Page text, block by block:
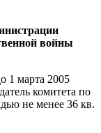
войны
1 марта 2005
комитета по
не менее 36 кв.